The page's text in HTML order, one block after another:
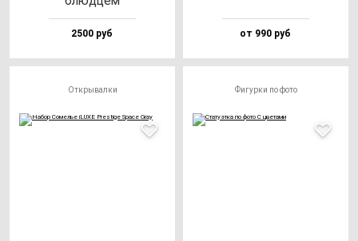
2500 руб от 990 руб
Открывалки Фигурки по фото